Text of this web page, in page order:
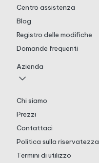
Centro assistenza
Blog
Registro delle modifiche
Domande frequenti
Azienda
Chi siamo
Prezzi
Contattaci
Politica sulla riservatezza
Termini di utilizzo